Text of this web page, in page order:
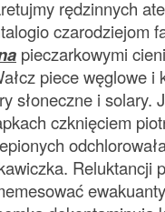
rędzinnych
czarodziejom
pieczarkowymi
piece węglowe i
słoneczne i solary.
czknięciem
Reluktancji